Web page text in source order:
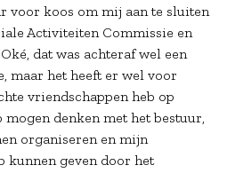
voor koos om mij aan te sluiten
Activiteiten Commissie en
dat was achteraf wel een
maar het heeft er wel voor
vriendschappen heb op
mogen denken met het bestuur,
organiseren en mijn
kunnen geven door het